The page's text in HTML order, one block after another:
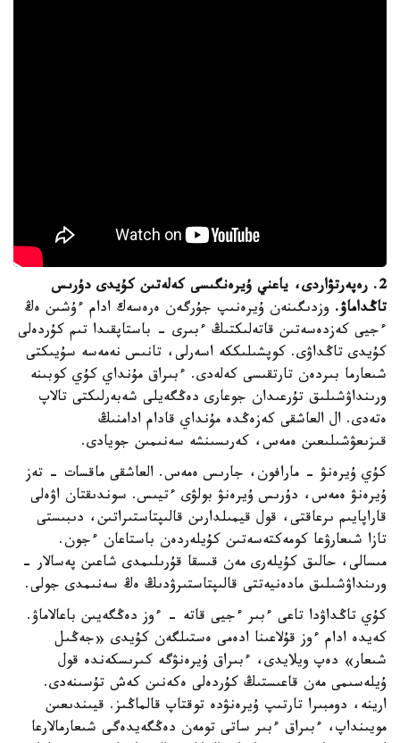
2. رەپەرتۋاردى، ياعني ۇيرەنگىسى كەلەتىن كۇيدى دۇرىس
تاڭداماۋ. وزدىگىنەن ۇيرەنىپ جۇرگەن ەرەسەك ادام ءۇشىن ەڭ
ءجيى كەزدەسەتىن قاتەلىكتىڭ ءبىرى - باستاپقىدا تىم كۇردەلى
كۇيدى تاڭداۋى. كوپشىلىككە اسەرلى، تانىس نەمەسە سۇيىكتى
شىعارما بىردەن تارتقىسى كەلەدى. ءبىراق مۇنداي كۇي كوبىنە
ورىنداۋشىلىق تۇرعىدان جوعارى دەڭگەيلى شەبەرلىكتى تالاپ
ەتەدى. ال العاشقى كەزەڭدە مۇنداي قادام ادامنىڭ
قىزىعۋشىلىعىن ەمەس، كەرىسىنشە سەنىمىن جويادى.
كۇي ۇيرەنۋ - مارافون، جارىس ەمەس. العاشقى ماقسات - تەز
ۇيرەنۋ ەمەس، دۇرىس ۇيرەنۋ بولۋى ءتيىس. سوندىقتان اۋەلى
قاراپايىم ىرعاقتى، قول قيمىلدارىن قالىپتاستىراتىن، دىبىستى
تازا شىعارۋعا كومەكتەسەتىن كۇيلەردەن باستاعان ءجون.
مىسالى، حالىق كۇيلەرى مەن قىسقا قۇرىلىمدى شاعىن پەسالار -
ورىنداۋشىلىق مادەنيەتتى قالىپتاستىرۋدىڭ ەڭ سەنىمدى جولى.
كۇي تاڭداۋدا تاعى ءبىر ءجيى قاتە - ءوز دەڭگەيىن باعالاماۋ.
كەيدە ادام ءوز قۇلاعىنا ادەمى ەستىلگەن كۇيدى «جەڭىل
شىعار» دەپ ويلايدى، ءبىراق ۇيرەنۋگە كىرىسكەندە قول
ۇيلەسىمى مەن قاعىستىڭ كۇردەلى ەكەنىن كەش تۇسىنەدى.
ارينە، دومبىرا تارتىپ ۇيرەنۋدە توقتاپ قالماڭىز. قيىندىعىن
مويىنداپ، ءبىراق ءبىر ساتى تومەن دەڭگەيدەگى شىعارمالارعا